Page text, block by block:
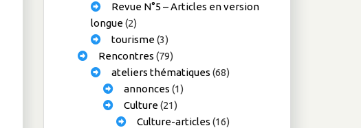
Revue N°5 – Articles en version
longue(2)
tourisme(3)
Rencontres (79)
ateliers thématiques (68)
annonces (1)
Culture(21)
Culture-articles (16)